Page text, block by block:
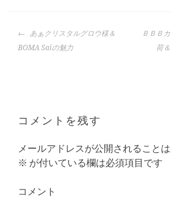
投
稿
シ
ン
あぁクリスタルグロウ様＆
BOMA Saiの魅力
ＢＢＢ
荷
コメントを残す
メールアドレスが公開されることは
※ が付いている欄は必須項目です
コメント